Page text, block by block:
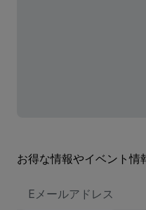
お得な情報やイベント情
メ